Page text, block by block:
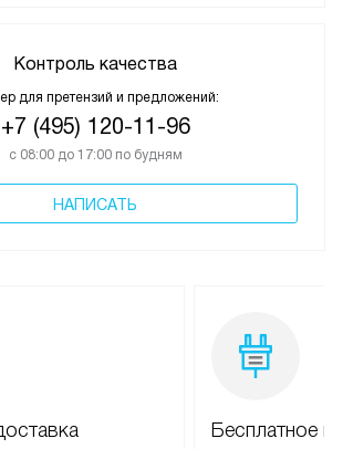
Контроль качества
для претензий и предложений:
+7 (495) 120-11-96
с 08:00 до 17:00 по будням
НАПИСАТЬ
Бесплатное